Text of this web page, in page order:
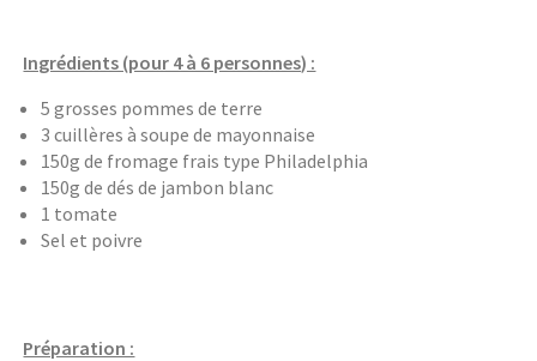
Ingrédients (pour 4 à 6 personnes) :
5 grosses pommes de terre
3 cuillères à soupe de mayonnaise
150g de fromage frais type Philadelphia
150g de dés de jambon blanc
1 tomate
Sel et poivre
Préparation :